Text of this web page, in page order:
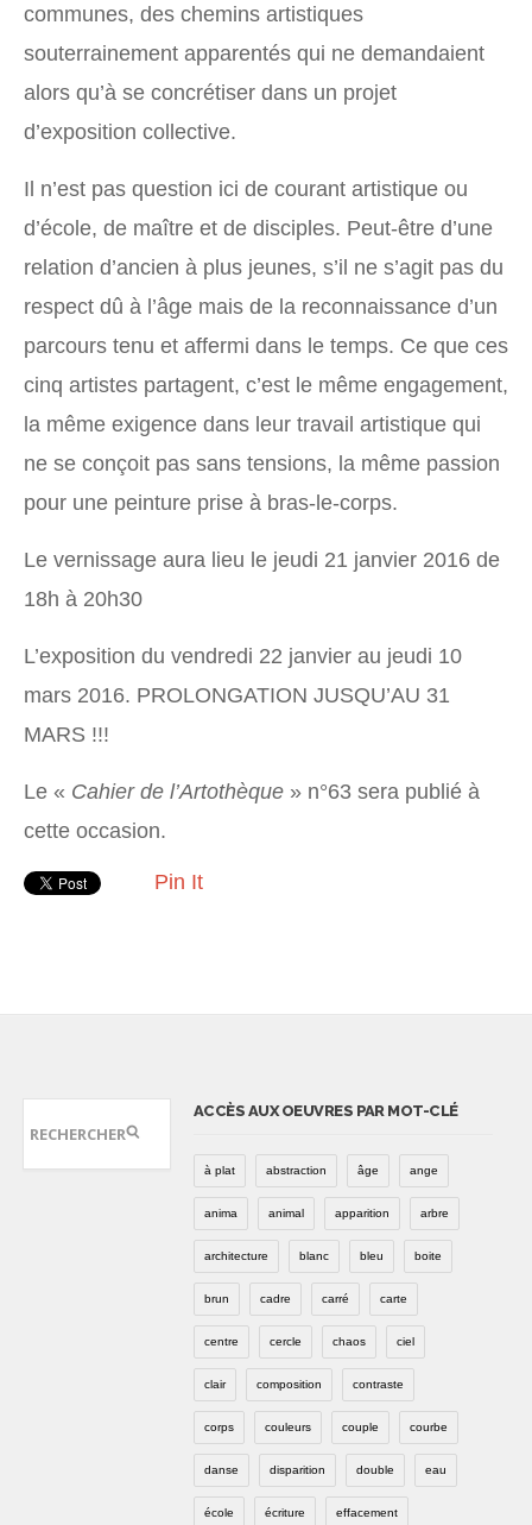
communes, des chemins artistiques
souterrainement apparentés qui ne demandaient
alors qu’à se concrétiser dans un projet
d’exposition collective.
Il n’est pas question ici de courant artistique ou
d’école, de maître et de disciples. Peut-être d’une
relation d’ancien à plus jeunes, s’il ne s’agit pas du
respect dû à l’âge mais de la reconnaissance d’un
parcours tenu et affermi dans le temps. Ce que ces
cinq artistes partagent, c’est le même engagement,
la même exigence dans leur travail artistique qui
ne se conçoit pas sans tensions, la même passion
pour une peinture prise à bras-le-corps.
Le vernissage aura lieu le jeudi 21 janvier 2016 de
18h à 20h30
L’exposition du vendredi 22 janvier au jeudi 10
mars 2016. PROLONGATION JUSQU’AU 31
MARS !!!
Le « Cahier de l’Artothèque » n°63 sera publié à
cette occasion.
Pin It
ACCÈS AUX OEUVRES PAR MOT-CLÉ
à plat abstraction âge ange
anima animal apparition arbre
architecture blanc bleu boite
brun cadre carré carte
centre cercle chaos ciel
clair composition contraste
corps couleurs couple courbe
danse disparition double eau
école écriture effacement